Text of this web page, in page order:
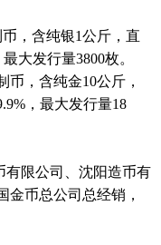
，含纯银1公斤，直
大发行量3800枚。
币，含纯金10公斤，
，最大发行量18
限公司、沈阳造币有
金币总公司总经销，